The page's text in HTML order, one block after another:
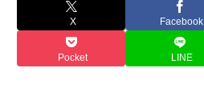
X Facebook
Pocket LINE